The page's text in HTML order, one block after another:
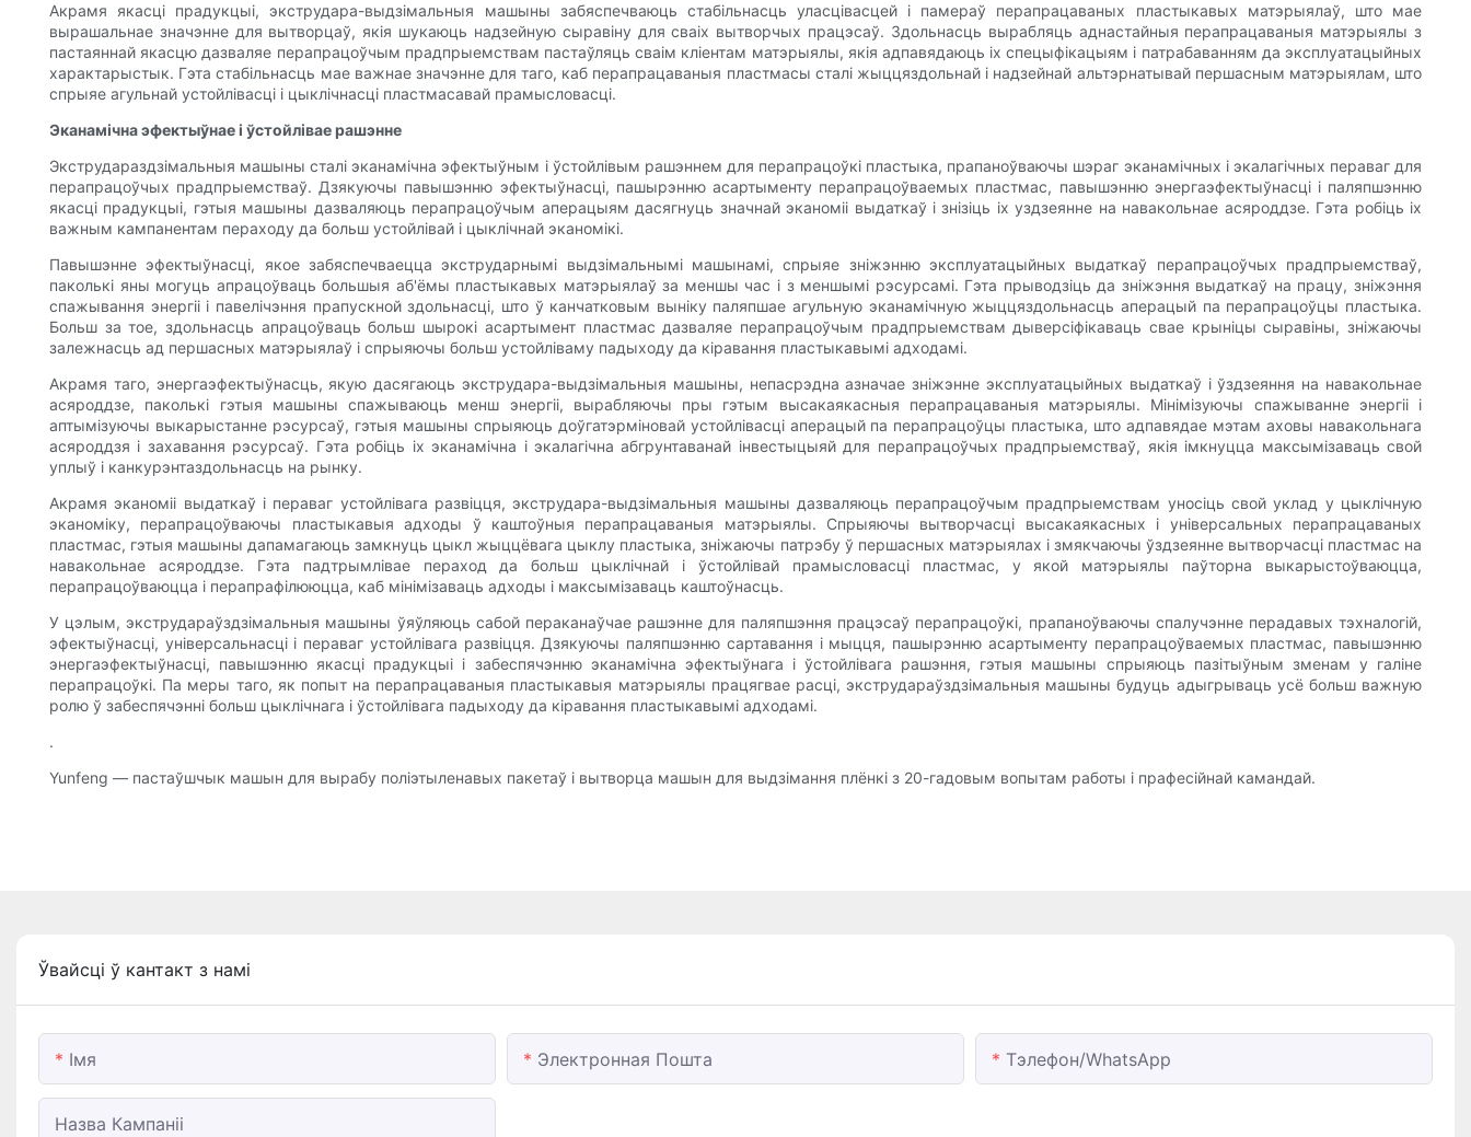
Акрамя якасці прадукцыі, экструдара-выдзімальныя машыны забяспечваюць стабільнасць уласцівасцей і памераў перапрацаваных пластыкавых матэрыялаў, што мае
вырашальнае значэнне для вытворцаў, якія шукаюць надзейную сыравіну для сваіх вытворчых працэсаў. Здольнасць вырабляць аднастайныя перапрацаваныя матэрыялы з
пастаяннай якасцю дазваляе перапрацоўчым прадпрыемствам пастаўляць сваім кліентам матэрыялы, якія адпавядаюць іх спецыфікацыям і патрабаванням да эксплуатацыйных
характарыстык. Гэта стабільнасць мае важнае значэнне для таго, каб перапрацаваныя пластмасы сталі жыццяздольнай і надзейнай альтэрнатывай першасным матэрыялам, што
спрыяе агульнай устойлівасці і цыклічнасці пластмасавай прамысловасці.
Эканамічна эфектыўнае і ўстойлівае рашэнне
Экструдараздзімальныя машыны сталі эканамічна эфектыўным і ўстойлівым рашэннем для перапрацоўкі пластыка, прапаноўваючы шэраг эканамічных і экалагічных пераваг для
перапрацоўчых прадпрыемстваў. Дзякуючы павышэнню эфектыўнасці, пашырэнню асартыменту перапрацоўваемых пластмас, павышэнню энергаэфектыўнасці і паляпшэнню
якасці прадукцыі, гэтыя машыны дазваляюць перапрацоўчым аперацыям дасягнуць значнай эканоміі выдаткаў і знізіць іх уздзеянне на навакольнае асяроддзе. Гэта робіць іх
важным кампанентам пераходу да больш устойлівай і цыклічнай эканомікі.
Павышэнне эфектыўнасці, якое забяспечваецца экстрударнымі выдзімальнымі машынамі, спрыяе зніжэнню эксплуатацыйных выдаткаў перапрацоўчых прадпрыемстваў,
паколькі яны могуць апрацоўваць большыя аб'ёмы пластыкавых матэрыялаў за меншы час і з меншымі рэсурсамі. Гэта прыводзіць да зніжэння выдаткаў на працу, зніжэння
спажывання энергіі і павелічэння прапускной здольнасці, што ў канчатковым выніку паляпшае агульную эканамічную жыццяздольнасць аперацый па перапрацоўцы пластыка.
Больш за тое, здольнасць апрацоўваць больш шырокі асартымент пластмас дазваляе перапрацоўчым прадпрыемствам дыверсіфікаваць свае крыніцы сыравіны, зніжаючы
залежнасць ад першасных матэрыялаў і спрыяючы больш устойліваму падыходу да кіравання пластыкавымі адходамі.
Акрамя таго, энергаэфектыўнасць, якую дасягаюць экструдара-выдзімальныя машыны, непасрэдна азначае зніжэнне эксплуатацыйных выдаткаў і ўздзеяння на навакольнае
асяроддзе, паколькі гэтыя машыны спажываюць менш энергіі, вырабляючы пры гэтым высакаякасныя перапрацаваныя матэрыялы. Мінімізуючы спажыванне энергіі і
аптымізуючы выкарыстанне рэсурсаў, гэтыя машыны спрыяюць доўгатэрміновай устойлівасці аперацый па перапрацоўцы пластыка, што адпавядае мэтам аховы навакольнага
асяроддзя і захавання рэсурсаў. Гэта робіць іх эканамічна і экалагічна абгрунтаванай інвестыцыяй для перапрацоўчых прадпрыемстваў, якія імкнуцца максымізаваць свой
уплыў і канкурэнтаздольнасць на рынку.
Акрамя эканоміі выдаткаў і пераваг устойлівага развіцця, экструдара-выдзімальныя машыны дазваляюць перапрацоўчым прадпрыемствам уносіць свой уклад у цыклічную
эканоміку, перапрацоўваючы пластыкавыя адходы ў каштоўныя перапрацаваныя матэрыялы. Спрыяючы вытворчасці высакаякасных і універсальных перапрацаваных
пластмас, гэтыя машыны дапамагаюць замкнуць цыкл жыццёвага цыклу пластыка, зніжаючы патрэбу ў першасных матэрыялах і змякчаючы ўздзеянне вытворчасці пластмас на
навакольнае асяроддзе. Гэта падтрымлівае пераход да больш цыклічнай і ўстойлівай прамысловасці пластмас, у якой матэрыялы паўторна выкарыстоўваюцца,
перапрацоўваюцца і перапрафілююцца, каб мінімізаваць адходы і максымізаваць каштоўнасць.
У цэлым, экструдараўздзімальныя машыны ўяўляюць сабой пераканаўчае рашэнне для паляпшэння працэсаў перапрацоўкі, прапаноўваючы спалучэнне перадавых тэхналогій,
эфектыўнасці, універсальнасці і пераваг устойлівага развіцця. Дзякуючы паляпшэнню сартавання і мыцця, пашырэнню асартыменту перапрацоўваемых пластмас, павышэнню
энергаэфектыўнасці, павышэнню якасці прадукцыі і забеспячэнню эканамічна эфектыўнага і ўстойлівага рашэння, гэтыя машыны спрыяюць пазітыўным зменам у галіне
перапрацоўкі. Па меры таго, як попыт на перапрацаваныя пластыкавыя матэрыялы працягвае расці, экструдараўздзімальныя машыны будуць адыгрываць усё больш важную
ролю ў забеспячэнні больш цыклічнага і ўстойлівага падыходу да кіравання пластыкавымі адходамі.
.
Yunfeng — пастаўшчык машын для вырабу поліэтыленавых пакетаў і вытворца машын для выдзімання плёнкі з 20-гадовым вопытам работы і прафесійнай камандай.
Ўвайсці ў кантакт з намі
Імя Электронная Пошта Тэлефон/WhatsApp
Назва Кампаніі